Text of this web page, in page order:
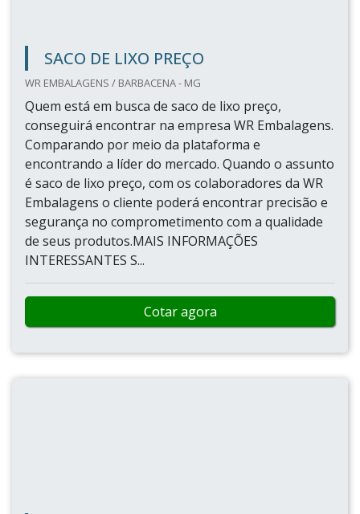
SACO DE LIXO PREÇO
WR EMBALAGENS / BARBACENA - MG
Quem está em busca de saco de lixo preço,
conseguirá encontrar na empresa WR Embalagens.
Comparando por meio da plataforma e
encontrando a líder do mercado. Quando o assunto
é saco de lixo preço, com os colaboradores da WR
Embalagens o cliente poderá encontrar precisão e
segurança no comprometimento com a qualidade
de seus produtos.MAIS INFORMAÇÕES
INTERESSANTES S...
Cotar agora